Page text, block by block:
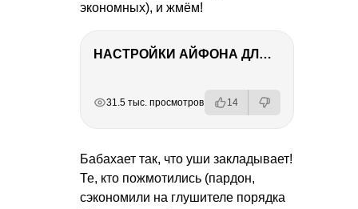
экономных), и жмём!
НАСТРОЙКИ АЙФОНА ДЛЯ ФОТО И ВИДЕО
31.5 тыс. просмотров 14
Бабахает так, что уши закладывает!
Те, кто пожмотились (пардон,
сэкономили на глушителе порядка